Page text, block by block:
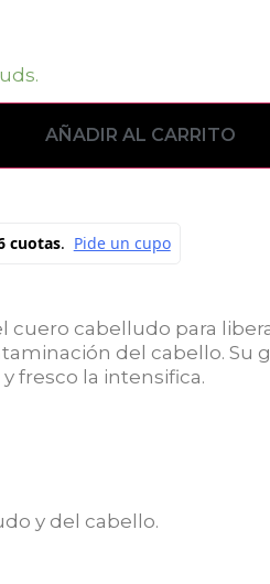
AÑADIR AL CARRITO
cabelludo para
del cabello. Su
fresco la intensifica.
y del cabello.